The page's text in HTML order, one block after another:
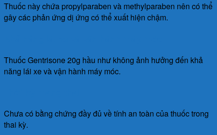
Thuốc này chứa propylparaben và methylparaben nên có thể
gây các phản ứng dị ứng có thể xuất hiện chậm.
Thuốc Gentrisone 20g hầu như không ảnh hưởng đến khả
năng lái xe và vận hành máy móc.
Chưa có bằng chứng đầy đủ về tính an toàn của thuốc trong
thai kỳ.